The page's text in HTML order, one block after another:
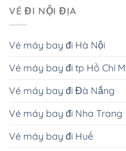
VÉ ĐI NỘI ĐỊA
Vé máy bay đi Hà Nội
Vé máy bay đi tp Hồ Chí
Vé máy bay đi Đà Nắng
Vé máy bay đi Nha Trang
Vé máy bay đi Huế